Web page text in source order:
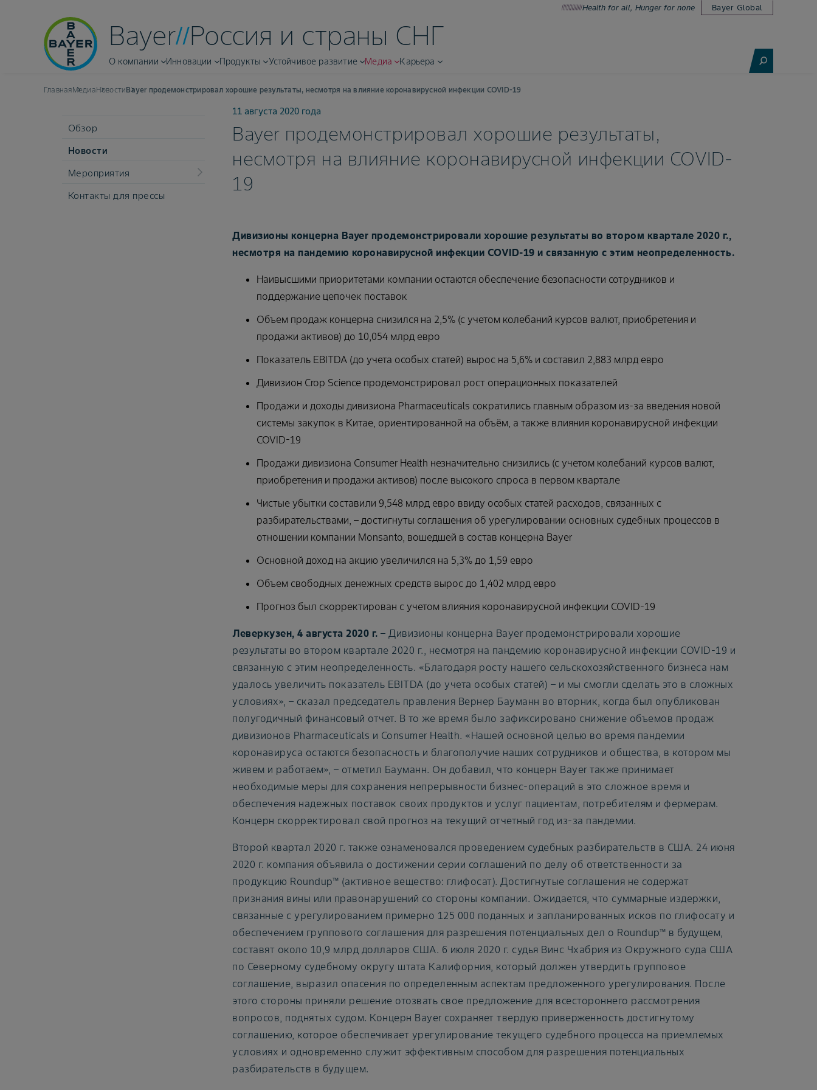
Health for all, Hunger for none Bayer Global
Bayer Россия и страны СНГ
О компании Инновации Продукты Устойчивое развитие Медиа Карьера
ГлавнаяМедиаНовостиBayer продемонстрировал хорошие результаты, несмотря на влияние коронавирусной инфекции COVID-19
Обзор
Новости
Мероприятия
Контакты для прессы
11 августа 2020 года
Bayer продемонстрировал хорошие результаты,
несмотря на влияние коронавирусной инфекции COVID-
19
Дивизионы концерна Bayer продемонстрировали хорошие результаты во втором квартале 2020 г.,
несмотря на пандемию коронавирусной инфекции COVID-19 и связанную с этим неопределенность.
Наивысшими приоритетами компании остаются обеспечение безопасности сотрудников и
поддержание цепочек поставок
Объем продаж концерна снизился на 2,5% (с учетом колебаний курсов валют, приобретения и
продажи активов) до 10,054 млрд евро
Показатель EBITDA (до учета особых статей) вырос на 5,6% и составил 2,883 млрд евро
Дивизион Crop Science продемонстрировал рост операционных показателей
Продажи и доходы дивизиона Pharmaceuticals сократились главным образом из-за введения новой
системы закупок в Китае, ориентированной на объём, а также влияния коронавирусной инфекции
COVID-19
Продажи дивизиона Consumer Health незначительно снизились (с учетом колебаний курсов валют,
приобретения и продажи активов) после высокого спроса в первом квартале
Чистые убытки составили 9,548 млрд евро ввиду особых статей расходов, связанных с
разбирательствами, – достигнуты соглашения об урегулировании основных судебных процессов в
отношении компании Monsanto, вошедшей в состав концерна Bayer
Основной доход на акцию увеличился на 5,3% до 1,59 евро
Объем свободных денежных средств вырос до 1,402 млрд евро
Прогноз был скорректирован с учетом влияния коронавирусной инфекции COVID-19
Леверкузен, 4 августа 2020 г. – Дивизионы концерна Bayer продемонстрировали хорошие
результаты во втором квартале 2020 г., несмотря на пандемию коронавирусной инфекции COVID-19 и
связанную с этим неопределенность. «Благодаря росту нашего сельскохозяйственного бизнеса нам
удалось увеличить показатель EBITDA (до учета особых статей) – и мы смогли сделать это в сложных
условиях», – сказал председатель правления Вернер Бауманн во вторник, когда был опубликован
полугодичный финансовый отчет. В то же время было зафиксировано снижение объемов продаж
дивизионов Pharmaceuticals и Consumer Health. «Нашей основной целью во время пандемии
коронавируса остаются безопасность и благополучие наших сотрудников и общества, в котором мы
живем и работаем», – отметил Бауманн. Он добавил, что концерн Bayer также принимает
необходимые меры для сохранения непрерывности бизнес-операций в это сложное время и
обеспечения надежных поставок своих продуктов и услуг пациентам, потребителям и фермерам.
Концерн скорректировал свой прогноз на текущий отчетный год из-за пандемии.
Второй квартал 2020 г. также ознаменовался проведением судебных разбирательств в США. 24 июня
2020 г. компания объявила о достижении серии соглашений по делу об ответственности за
продукцию Roundup™ (активное вещество: глифосат). Достигнутые соглашения не содержат
признания вины или правонарушений со стороны компании. Ожидается, что суммарные издержки,
связанные с урегулированием примерно 125 000 поданных и запланированных исков по глифосату и
обеспечением группового соглашения для разрешения потенциальных дел о Roundup™ в будущем,
составят около 10,9 млрд долларов США. 6 июля 2020 г. судья Винс Чхабрия из Окружного суда США
по Северному судебному округу штата Калифорния, который должен утвердить групповое
соглашение, выразил опасения по определенным аспектам предложенного урегулирования. После
этого стороны приняли решение отозвать свое предложение для всестороннего рассмотрения
вопросов, поднятых судом. Концерн Bayer сохраняет твердую приверженность достигнутому
соглашению, которое обеспечивает урегулирование текущего судебного процесса на приемлемых
условиях и одновременно служит эффективным способом для разрешения потенциальных
разбирательств в будущем.